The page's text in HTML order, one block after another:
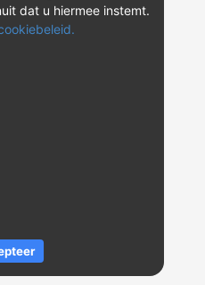
met ons op of
dat u hiermee instemt.